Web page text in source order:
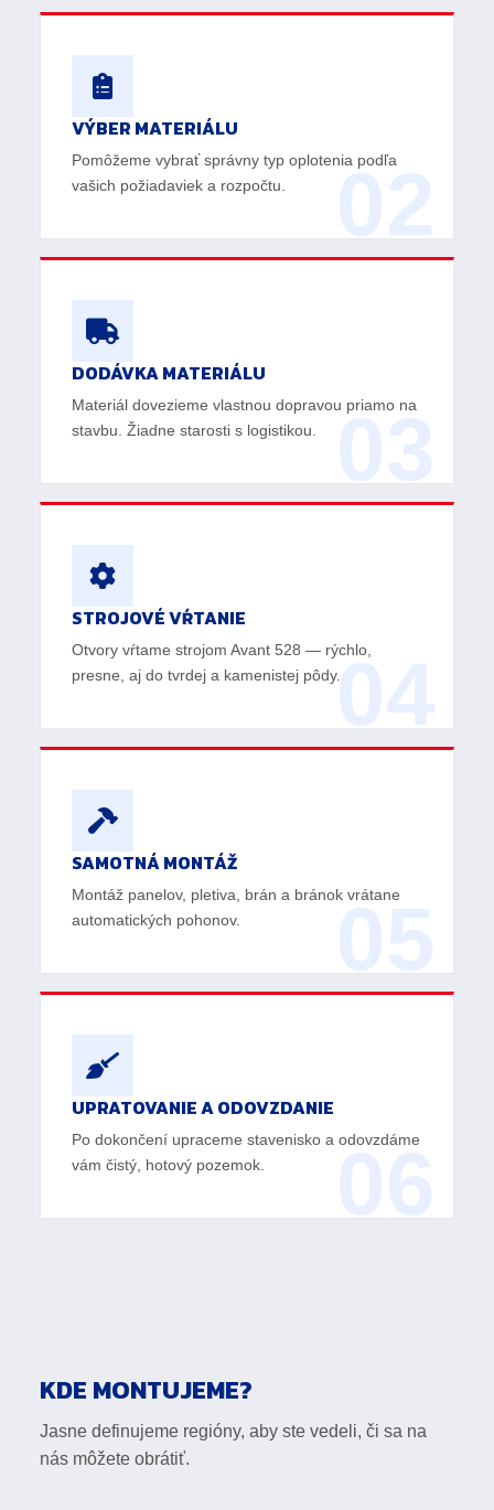
VÝBER MATERIÁLU
Pomôžeme vybrať správny typ oplotenia podľa
vašich požiadaviek a rozpočtu.
DODÁVKA MATERIÁLU
Materiál dovezieme vlastnou dopravou priamo na
stavbu. Žiadne starosti s logistikou.
STROJOVÉ VŔTANIE
Otvory vŕtame strojom Avant 528 — rýchlo,
presne, aj do tvrdej a kamenistej pôdy.04
SAMOTNÁ MONTÁŽ
Montáž panelov, pletiva, brán a bránok vrátane
automatických pohonov.
UPRATOVANIE A ODOVZDANIE
Po dokončení upraceme stavenisko a odovzdáme
vám čistý, hotový pozemok.
KDE MONTUJEME?
Jasne definujeme regióny, aby ste vedeli, či sa na
nás môžete obrátiť.